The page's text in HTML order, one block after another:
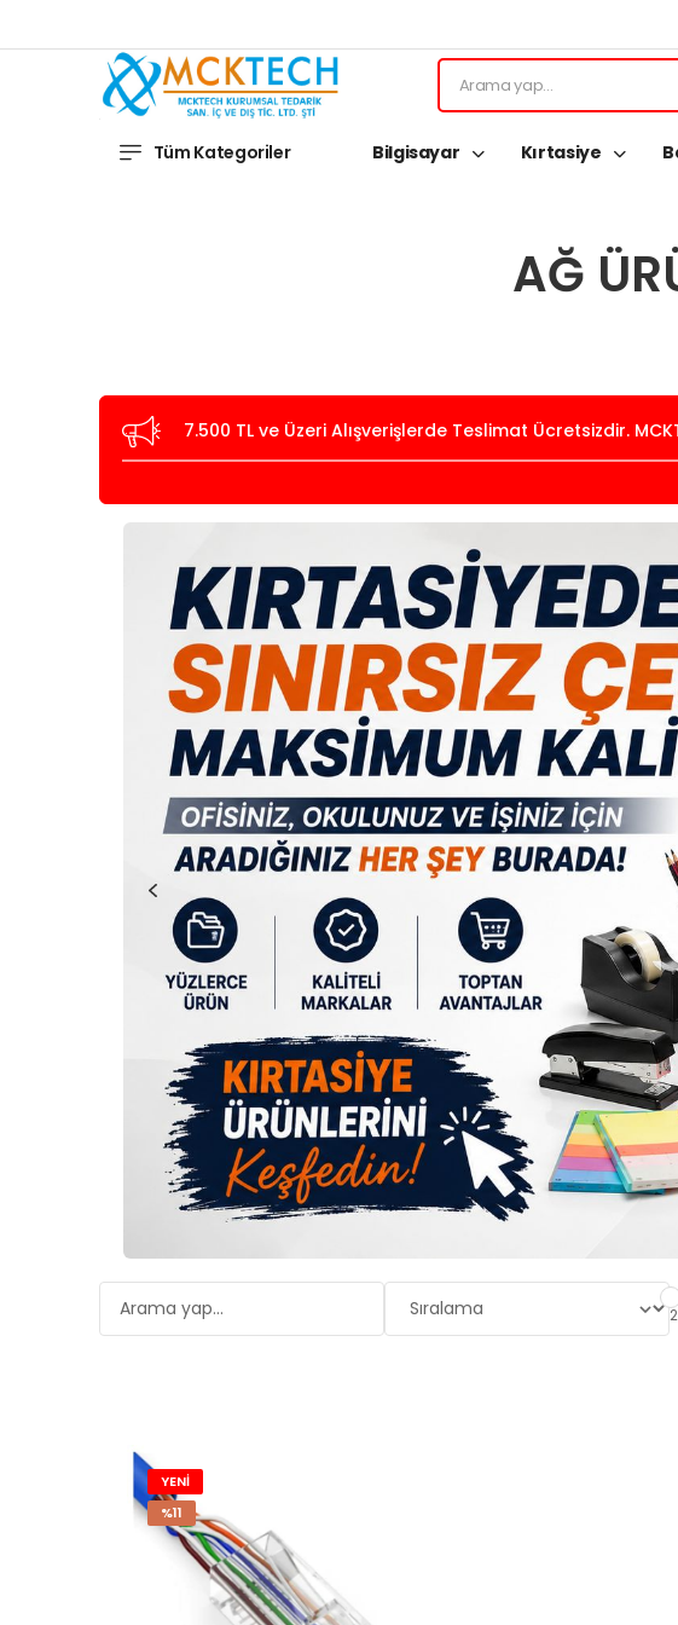
Tüm Kategoriler Bilgisayar Kırtasiye
AĞ
7.500 TL ve Üzeri Alışverişlerde Teslimat Ücretsizdir.
YENİ
%11